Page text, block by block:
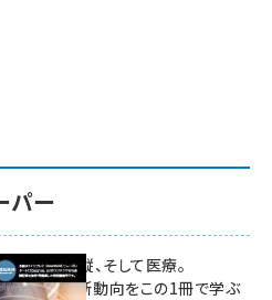
パー
の遠隔操縦、そして医療。
「5G」最新動向をこの1冊で学ぶ